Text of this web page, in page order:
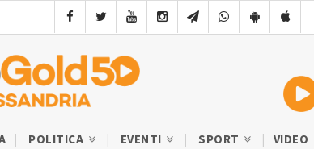
POLITICA EVENTI SPORT VIDEO